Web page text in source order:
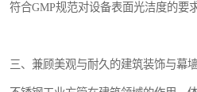
符合GMP规范对设备表面光洁度的要求
三、兼顾美观与耐久的建筑装饰与幕